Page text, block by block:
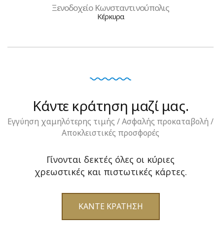
Ξενοδοχείο Κωνσταντινούπολις
Κέρκυρα
Κάντε κράτηση μαζί μας.
Εγγύηση χαμηλότερης τιμής / Ασφαλής προκαταβολή /
Αποκλειστικές προσφορές
Γίνονται δεκτές όλες οι κύριες
χρεωστικές και πιστωτικές κάρτες.
ΚΑΝΤΕ ΚΡΑΤΗΣΗ